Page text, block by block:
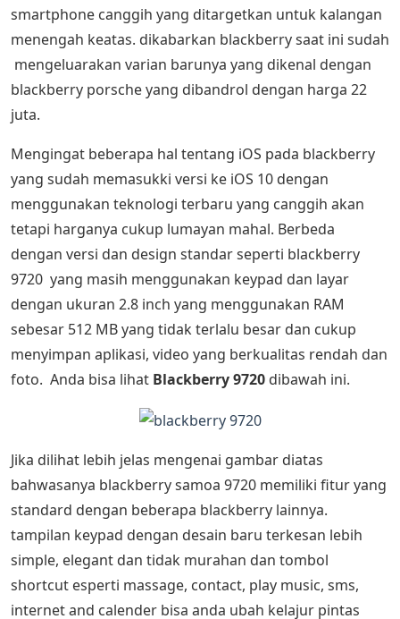
smartphone canggih yang ditargetkan untuk kalangan
menengah keatas. dikabarkan blackberry saat ini sudah
mengeluarakan varian barunya yang dikenal dengan
blackberry porsche yang dibandrol dengan harga 22
juta.
Mengingat beberapa hal tentang iOS pada blackberry
yang sudah memasukki versi ke iOS 10 dengan
menggunakan teknologi terbaru yang canggih akan
tetapi harganya cukup lumayan mahal. Berbeda
dengan versi dan design standar seperti blackberry
9720 yang masih menggunakan keypad dan layar
dengan ukuran 2.8 inch yang menggunakan RAM
sebesar 512 MB yang tidak terlalu besar dan cukup
menyimpan aplikasi, video yang berkualitas rendah dan
foto. Anda bisa lihat Blackberry 9720 dibawah ini.
Jika dilihat lebih jelas mengenai gambar diatas
bahwasanya blackberry samoa 9720 memiliki fitur yang
standard dengan beberapa blackberry lainnya.
tampilan keypad dengan desain baru terkesan lebih
simple, elegant dan tidak murahan dan tombol
shortcut esperti massage, contact, play music, sms,
internet and calender bisa anda ubah kelajur pintas